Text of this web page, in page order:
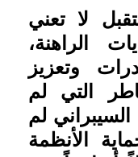
لا تعني
الراهنة،
وتعزيز
التي لم
لم
الأنظمة